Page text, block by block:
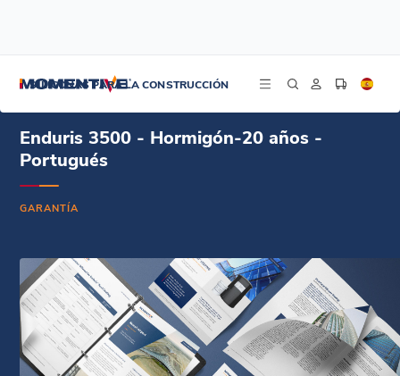
SILICONAS PARA LA CONSTRUCCIÓN
Enduris 3500 - Hormigón-20 años - Portugués
Enduris 3500 - Hormigón-20 años -
Portugués
GARANTÍA